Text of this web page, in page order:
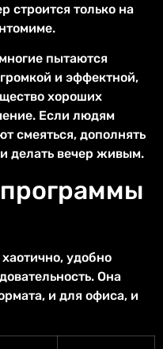
строится только на
пытаются
и эффектной,
хороших
Если людям
смеяться, дополнять
делать вечер живым.
программы
удобно
Она
и для офиса, и